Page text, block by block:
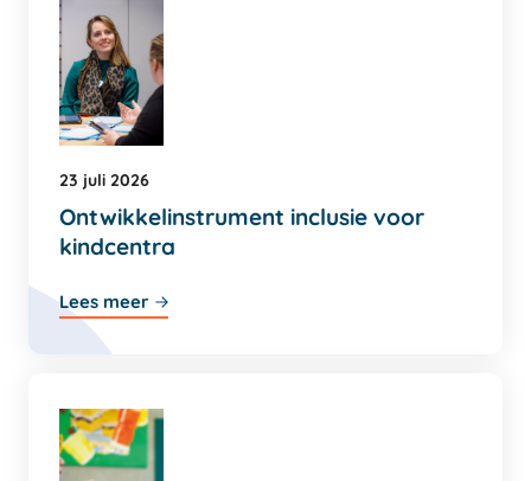
23 juli 2026
Ontwikkelinstrument inclusie voor
kindcentra
Lees meer